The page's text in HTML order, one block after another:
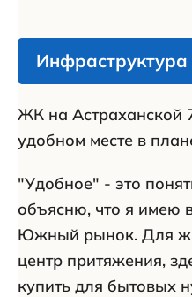
Инфраструктура
ЖК на Астраханской
удобном месте в
"Удобное" - это
объясню, что я имею
Южный рынок. Для
центр притяжения,
купить для бытовых